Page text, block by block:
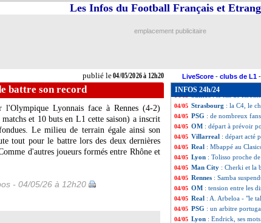
publié le04/05/2026 à 12h20
Les Infos du Football Français et
emplacement publicitaire
LiveScore - clubs de L1 -
battre son record
Lyonnais face à Rennes (4-2)
et 10 buts en L1 cette saison) a inscrit
Le milieu de terrain égale ainsi son
tout pour le battre lors des deux dernières
d'autres joueurs formés entre Rhône et
- 04/05/26 à 12h20
INFOS 24h/24
04/05 Auxerre: Pélissier, le
04/05 Lyon: Moreira bientôt
04/05 PFC
04/05 Côme: un avenir en PL
04/05 OM: Mitchell décline,
: le fils de
04/05 Strasbourg : la C4, le
04/05 PSG : de nombreux
04/05 OM : départ à prévoir
04/05 Villarreal : départ acté
04/05 Real : Mbappé au
04/05 Lyon : Tolisso proche
04/05 Man City : Cherki et la
04/05 Rennes : Samba
04/05 OM : tension entre les
04/05 Real : A. Arbeloa - "le
04/05 PSG : un arbitre
04/05 Lyon : Endrick, ses